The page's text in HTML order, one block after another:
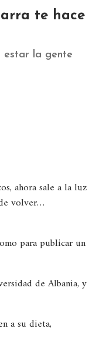
te hace
estar la gente
ahora sale a la luz
volver…
para publicar un
de Albania, y
a su dieta,